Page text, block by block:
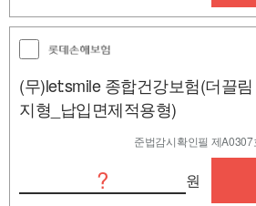
(무)let:smile 종합건강보험(더끌
지형_납입면제적용형)
준법감시확인필 제
? 원